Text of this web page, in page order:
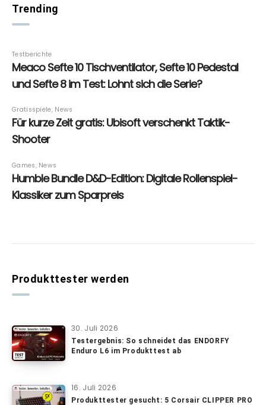
Trending
Produkttester werden
30. Juli 2026
Testergebnis: So schneidet das ENDORFY
Enduro L6 im Produkttest ab
16. Juli 2026
Produkttester gesucht: 5 Corsair CLIPPER PRO